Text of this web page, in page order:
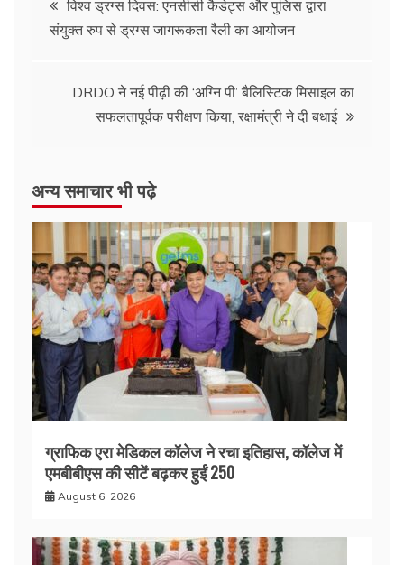
विश्व ड्रग्स दिवस: एनसीसी कैडेट्स और पुलिस द्वारा
संयुक्त रुप से ड्रग्स जागरूकता रैली का आयोजन
DRDO ने नई पीढ़ी की ‘अग्नि पी’ बैलिस्टिक मिसाइल का
सफलतापूर्वक परीक्षण किया, रक्षामंत्री ने दी बधाई
अन्य समाचार भी पढ़े
ग्राफिक एरा मेडिकल कॉलेज ने रचा इतिहास, कॉलेज में
एमबीबीएस की सीटें बढ़कर हुईं 250
August 6, 2026